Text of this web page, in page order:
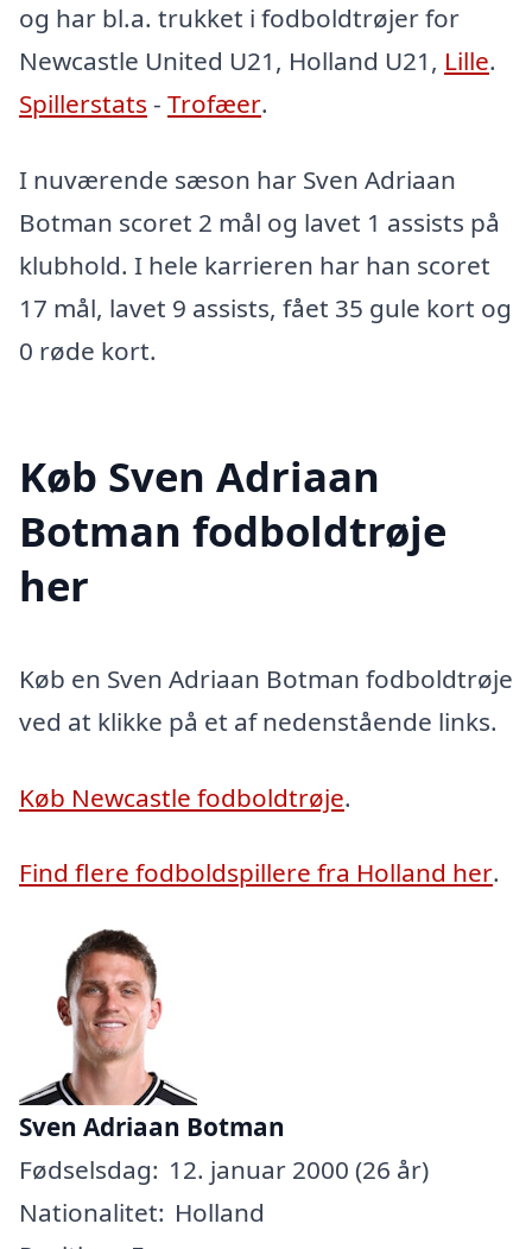
og har bl.a. trukket i fodboldtrøjer for
Newcastle United U21, Holland U21, Lille.
Spillerstats - Trofæer.
I nuværende sæson har Sven Adriaan
Botman scoret 2 mål og lavet 1 assists på
klubhold. I hele karrieren har han scoret
17 mål, lavet 9 assists, fået 35 gule kort og
0 røde kort.
Køb Sven Adriaan
Botman fodboldtrøje
her
Køb en Sven Adriaan Botman fodboldtrøje
ved at klikke på et af nedenstående links.
Køb Newcastle fodboldtrøje.
Find flere fodboldspillere fra Holland her.
Sven Adriaan Botman
Fødselsdag: 12. januar 2000 (26 år)
Nationalitet: Holland